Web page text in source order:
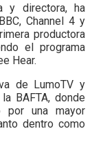
y directora, ha
Channel 4 y
productora
el programa
Hear.
de LumoTV y
BAFTA, donde
por una mayor
dentro como